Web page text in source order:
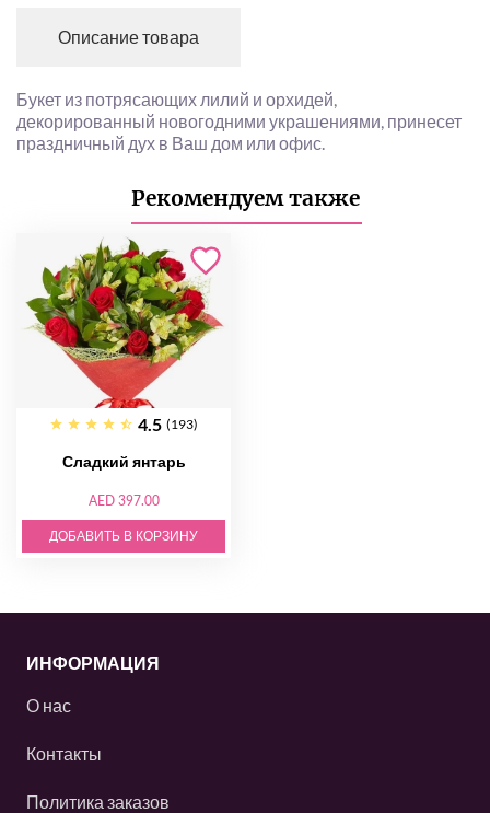
Описание товара
Букет из потрясающих лилий и орхидей,
декорированный новогодними украшениями, принесет
праздничный дух в Ваш дом или офис.
Рекомендуем также
4.5 (193)
Сладкий янтарь
AED 397.00
ДОБАВИТЬ В КОРЗИНУ
ИНФОРМАЦИЯ
О нас
Контакты
Политика заказов